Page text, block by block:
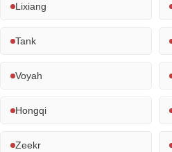
Lixiang
Tank
Voyah
Hongqi
Zeekr